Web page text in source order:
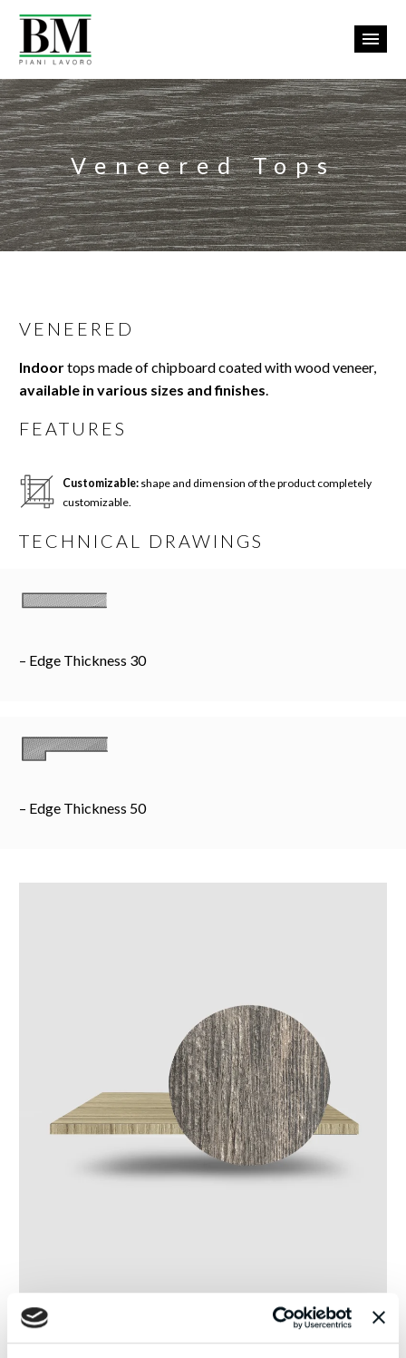
Veneered Tops
VENEERED
Indoortops made of chipboard coated with wood veneer,
available in various sizes and finishes.
FEATURES
Customizable: shape and dimension of the product completely
customizable.
TECHNICAL DRAWINGS
– Edge Thickness 30
– Edge Thickness 50